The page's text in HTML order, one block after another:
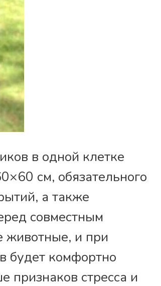
в одной клетке
см, обязательного
а также
совместным
и при
будет комфортно
признаков стресса и